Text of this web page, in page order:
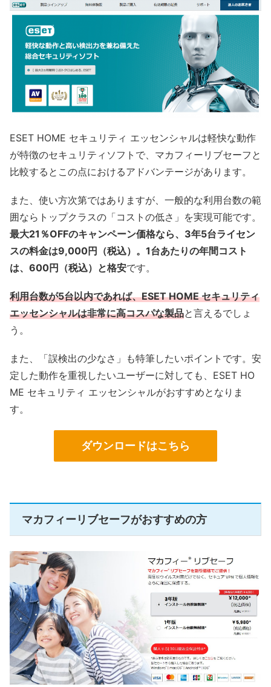
ESET HOME セキュリティ エッセンシャルは軽快な動作
が特徴のセキュリティソフトで、マカフィーリブセーフと
比較するとこの点におけるアドバンテージがあります。
また、使い方次第ではありますが、一般的な利用台数の範
囲ならトップクラスの「コストの低さ」を実現可能です。
最大21％OFFのキャンペーン価格なら、3年5台ライセン
スの料金は9,000円（税込）。1台あたりの年間コスト
は、600円（税込）と格安です。
利用台数が5台以内であれば、ESET HOME セキュリティ
エッセンシャルは非常に高コスパな製品と言えるでしょ
う。
また、「誤検出の少なさ」も特筆したいポイントです。安
定した動作を重視したいユーザーに対しても、ESET HO
ME セキュリティ エッセンシャルがおすすめとなりま
す。
ダウンロードはこちら
マカフィーリブセーフがおすすめの方